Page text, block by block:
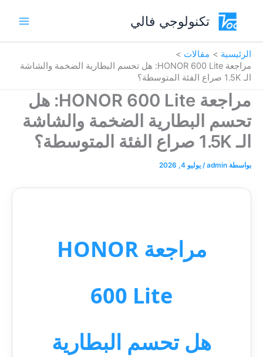
المحتوى
تكنولوجي فالي
الرئيسية
مقالات
مراجعة HONOR 600 Lite: هل تحسم البطارية الضخمة والشاشة
الـ 1.5K صراع الفئة المتوسطة؟
مراجعة HONOR 600 Lite: هل
تحسم البطارية الضخمة والشاشة
الـ 1.5K صراع الفئة المتوسطة؟
بواسطة admin
/ يوليو 4, 2026
مراجعة HONOR
600 Lite
هل تحسم البطارية